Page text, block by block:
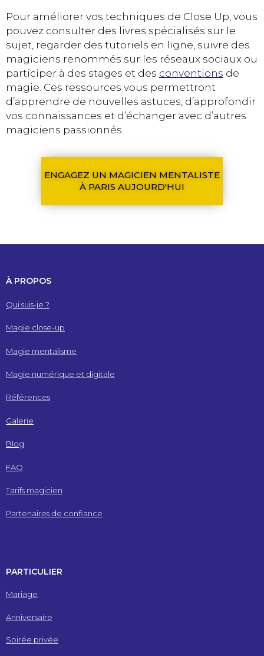
Pour améliorer vos techniques de Close Up, vous
pouvez consulter des livres spécialisés sur le
sujet, regarder des tutoriels en ligne, suivre des
magiciens renommés sur les réseaux sociaux ou
participer à des stages et des conventions de
magie. Ces ressources vous permettront
d’apprendre de nouvelles astuces, d’approfondir
vos connaissances et d’échanger avec d’autres
magiciens passionnés.
ENGAGEZ UN MAGICIEN MENTALISTE
À PARIS AUJOURD'HUI
À PROPOS
Qui suis-je ?
Magie close-up
Magie mentalisme
Magie numérique et digitale
Références
Galerie
Blog
FAQ
Tarifs magicien
Partenaires de confiance
PARTICULIER
Mariage
Anniversaire
Soirée privée